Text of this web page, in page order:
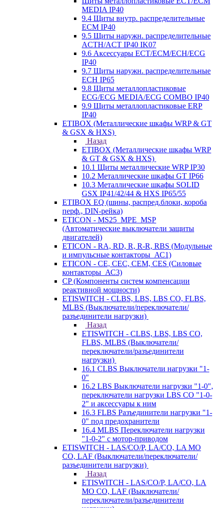
MEDIA IP40
9.4 Щиты внутр. распределительные
ECМ IP40
9.5 Щиты наружн. распределительные
ACTH/ACT IP40 IK07
9.6 Аксессуары ECT/ECM/ECH/ECG
IP40
9.7 Щиты наружн. распределительные
ECH IP65
9.8 Щиты металлопластиковые
ECG/ECG MEDIA/ECG COMBO IP40
9.9 Щиты металлопластиковые ERP
IP40
ETIBOX (Металлические шкафы WRP & GT
& GSX & HXS)
Назад
ETIBOX (Металлические шкафы WRP
& GT & GSX & HXS)
10.1 Щиты металлические WRP IP30
10.2 Металлические шкафы GT IP66
10.3 Металлические шкафы SOLID
GSX IP41/42/44 & HXS IP65/55
ETIBOX EQ (шины, распред.блоки, короба
перф., DIN-рейка)
ETICON - MS25_MPE_MSP
(Автоматические выключатели защиты
двигателей)
ETICON - RA, RD, R, R-R, RBS (Модульные
и импульсные контакторы_АС1)
ETICON - CE, CEC, CEM, CES (Силовые
контакторы_АС3)
CP (Компоненты систем компенсации
реактивной мощности)
ETISWITCH - CLBS, LBS, LBS CO, FLBS,
MLBS (Выключатели/переключатели/
разъединители нагрузки)
Назад
ETISWITCH - CLBS, LBS, LBS CO,
FLBS, MLBS (Выключатели/
переключатели/разъединители
нагрузки)
16.1 CLBS Выключатели нагрузки "1-
0"
16.2 LBS Выключатели нагрузки "1-0",
переключатели нагрузки LBS CO "1-0-
2" и аксессуары к ним
16.3 FLBS Разъединители нагрузки "1-
0" под предохранители
16.4 MLBS Переключатели нагрузки
"1-0-2" с мотор-приводом
ETISWITCH - LAS/CO/P, LA/CO, LA MO
CO, LAF (Выключатели/переключатели/
разъединители нагрузки)
Назад
ETISWITCH - LAS/CO/P, LA/CO, LA
MO CO, LAF (Выключатели/
переключатели/разъединители